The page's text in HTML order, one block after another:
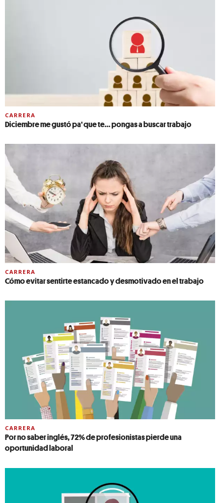
CARRERA
Diciembre me gustó pa' que te... pongas a buscar trabajo
CARRERA
Cómo evitar sentirte estancado y desmotivado en el trabajo
CARRERA
Por no saber inglés, 72% de profesionistas pierde una
oportunidad laboral